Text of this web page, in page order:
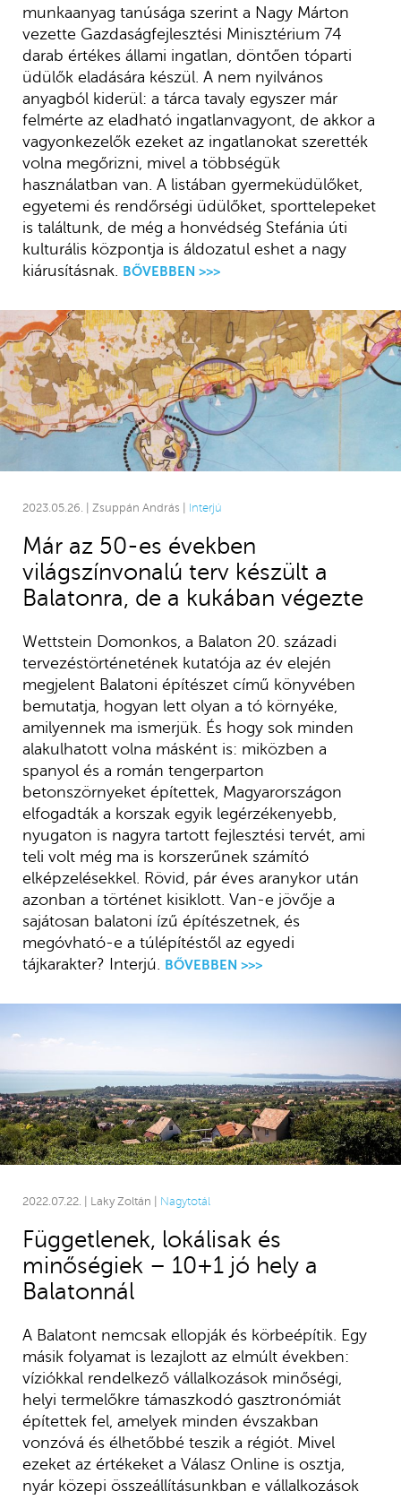
munkaanyag tanúsága szerint a Nagy Márton
vezette Gazdaságfejlesztési Minisztérium 74
darab értékes állami ingatlan, döntően tóparti
üdülők eladására készül. A nem nyilvános
anyagból kiderül: a tárca tavaly egyszer már
felmérte az eladható ingatlanvagyont, de akkor a
vagyonkezelők ezeket az ingatlanokat szerették
volna megőrizni, mivel a többségük
használatban van. A listában gyermeküdülőket,
egyetemi és rendőrségi üdülőket, sporttelepeket
is találtunk, de még a honvédség Stefánia úti
kulturális központja is áldozatul eshet a nagy
kiárusításnak. BŐVEBBEN >>>
2023.05.26. | Zsuppán András | Interjú
Már az 50-es években
világszínvonalú terv készült a
Balatonra, de a kukában végezte
Wettstein Domonkos, a Balaton 20. századi
tervezéstörténetének kutatója az év elején
megjelent Balatoni építészet című könyvében
bemutatja, hogyan lett olyan a tó környéke,
amilyennek ma ismerjük. És hogy sok minden
alakulhatott volna másként is: miközben a
spanyol és a román tengerparton
betonszörnyeket építettek, Magyarországon
elfogadták a korszak egyik legérzékenyebb,
nyugaton is nagyra tartott fejlesztési tervét, ami
teli volt még ma is korszerűnek számító
elképzelésekkel. Rövid, pár éves aranykor után
azonban a történet kisiklott. Van-e jövője a
sajátosan balatoni ízű építészetnek, és
megóvható-e a túlépítéstől az egyedi
tájkarakter? Interjú.
BŐVEBBEN >>>
2022.07.22. | Laky Zoltán | Nagytotál
Függetlenek, lokálisak és
minőségiek – 10+1 jó hely a
Balatonnál
A Balatont nemcsak ellopják és körbeépítik. Egy
másik folyamat is lezajlott az elmúlt években:
víziókkal rendelkező vállalkozások minőségi,
helyi termelőkre támaszkodó gasztronómiát
építettek fel, amelyek minden évszakban
vonzóvá és élhetőbbé teszik a régiót. Mivel
ezeket az értékeket a Válasz Online is osztja,
nyár közepi összeállításunkban e vállalkozások